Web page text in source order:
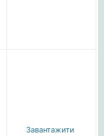
Завантажити